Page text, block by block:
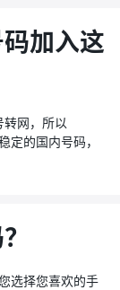
加入这
网，所以
的国内号码，
选择您喜欢的手